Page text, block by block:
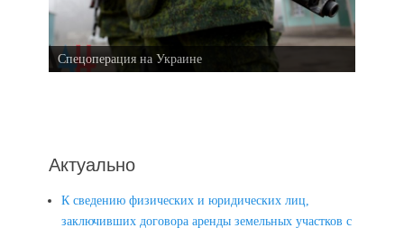
Спецоперация на Украине
Актуально
К сведению физических и юридических лиц,
заключивших договора аренды земельных участков с